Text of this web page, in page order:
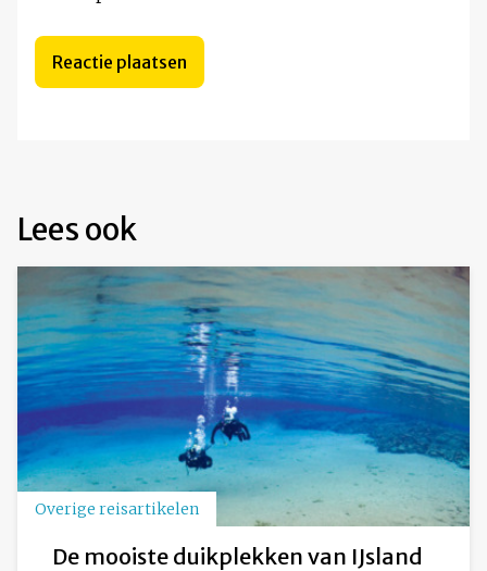
Lees ook
Overige reisartikelen
De mooiste duikplekken van IJsland